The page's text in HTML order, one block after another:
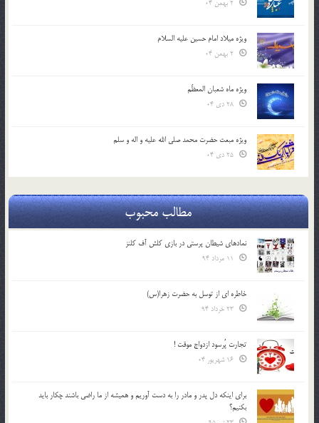
ویژه میلاد امام حسین علیه السلام
ویژه ماه شعبان المعظّم
ویژه مبعث حضرت محمد صلی الله علیه و اله و سلم
مطالب محبوب
نمادهای شیطان پرستی در بازی کلش آف کلنز
خاطره ای از توسل به حضرت زهرا(س)
تجارت پُرسود ازدواج موقت !
براي اينكه دل پدر و مادر را به دست آوريم و هميشه از ما راضي باشند چكار بايد
بكنيم؟